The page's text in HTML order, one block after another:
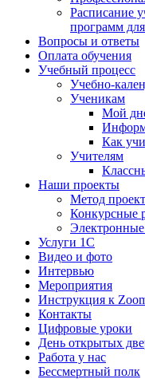
Расписание
программ
Вопросы и ответы
Оплата обучения
Учебный процесс
Учебно-
Ученикам
Мой
Как
Учителям
Наши проекты
Метод
Конкурсные
Услуги 1C
Видео и фото
Интервью
Мероприятия
Инструкция к
Контакты
Цифровые уроки
День открытых
Работа у нас
Бессмертный полк